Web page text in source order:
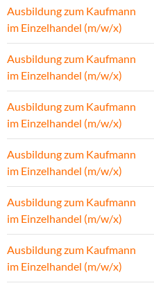
Ausbildung zum Kaufmann
im Einzelhandel (m/w/x)
Ausbildung zum Kaufmann
im Einzelhandel (m/w/x)
Ausbildung zum Kaufmann
im Einzelhandel (m/w/x)
Ausbildung zum Kaufmann
im Einzelhandel (m/w/x)
Ausbildung zum Kaufmann
im Einzelhandel (m/w/x)
Ausbildung zum Kaufmann
im Einzelhandel (m/w/x)